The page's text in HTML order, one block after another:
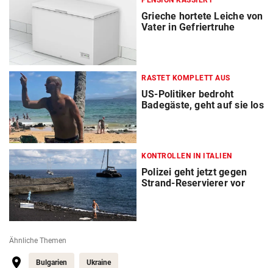
Grieche hortete Leiche von
Vater in Gefriertruhe
RASTET KOMPLETT AUS
US-Politiker bedroht
Badegäste, geht auf sie los
KONTROLLEN IN ITALIEN
Polizei geht jetzt gegen
Strand-Reservierer vor
Ähnliche Themen
Bulgarien Ukraine